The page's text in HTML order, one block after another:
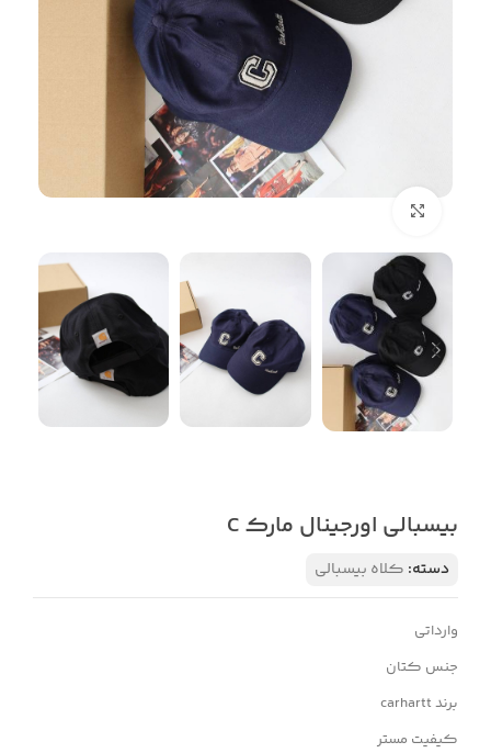
بیسبالی اورجینال مارک C
دسته: کلاه بیسبالی
وارداتی
جنس کتان
برند carhartt
کیفیت مستر